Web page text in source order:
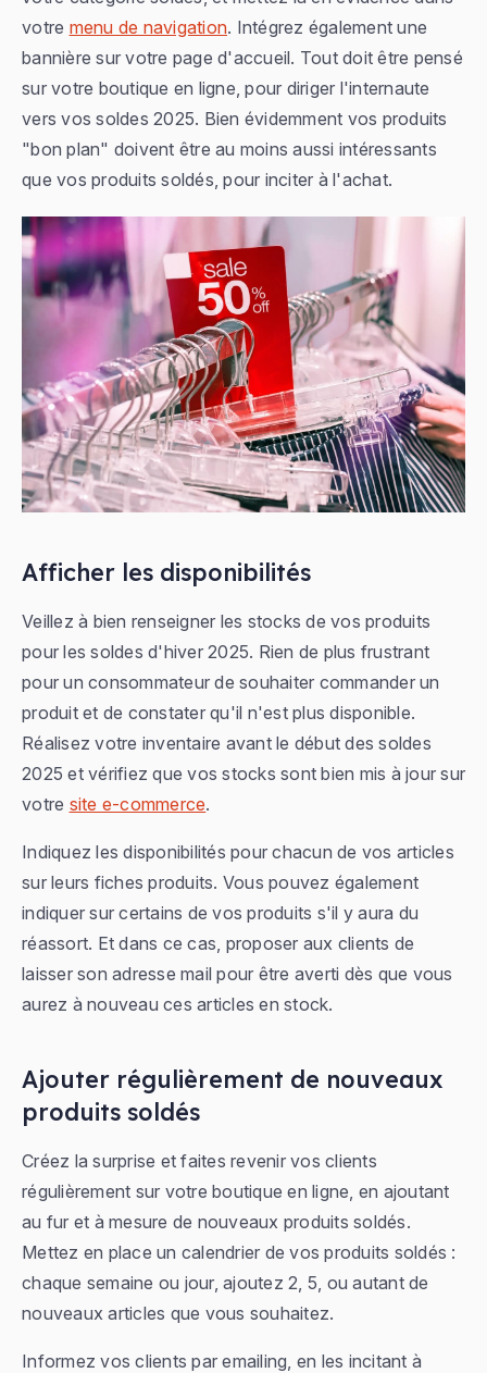
votre menu de navigation. Intégrez également une
bannière sur votre page d'accueil. Tout doit être pensé
sur votre boutique en ligne, pour diriger l'internaute
vers vos soldes 2025. Bien évidemment vos produits
"bon plan" doivent être au moins aussi intéressants
que vos produits soldés, pour inciter à l'achat.
Afficher les disponibilités
Veillez à bien renseigner les stocks de vos produits
pour les soldes d'hiver 2025. Rien de plus frustrant
pour un consommateur de souhaiter commander un
produit et de constater qu'il n'est plus disponible.
Réalisez votre inventaire avant le début des soldes
2025 et vérifiez que vos stocks sont bien mis à jour sur
votre site e-commerce.
Indiquez les disponibilités pour chacun de vos articles
sur leurs fiches produits. Vous pouvez également
indiquer sur certains de vos produits s'il y aura du
réassort. Et dans ce cas, proposer aux clients de
laisser son adresse mail pour être averti dès que vous
aurez à nouveau ces articles en stock.
Ajouter régulièrement de nouveaux
produits soldés
Créez la surprise et faites revenir vos clients
régulièrement sur votre boutique en ligne, en ajoutant
au fur et à mesure de nouveaux produits soldés.
Mettez en place un calendrier de vos produits soldés :
chaque semaine ou jour, ajoutez 2, 5, ou autant de
nouveaux articles que vous souhaitez.
Informez vos clients par emailing, en les incitant à